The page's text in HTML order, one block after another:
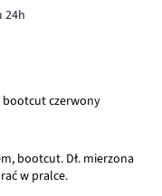
24h
czerwony
bootcut. Dł. mierzona
w pralce.